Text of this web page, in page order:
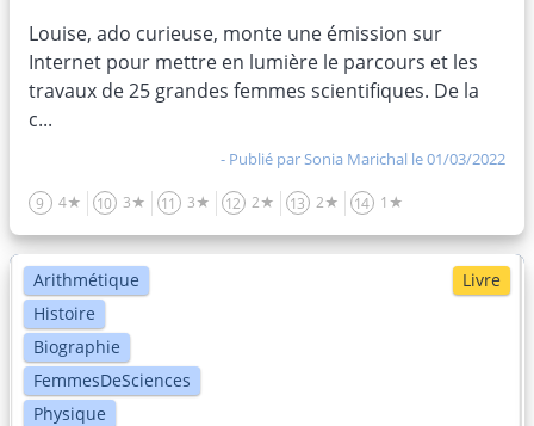
Louise, ado curieuse, monte une émission sur
Internet pour mettre en lumière le parcours et les
travaux de 25 grandes femmes scientifiques. De la
c...
- Publié parSonia Marichal le 01/03/2022
9 4★ 10 3★ 11 3★ 12 2★ 13 2★ 14 1★
Arithmétique
Histoire
Biographie
FemmesDeSciences
Physique
Livre